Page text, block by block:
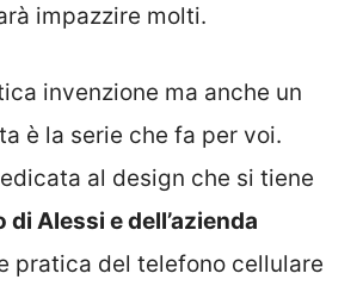
impazzire molti.
invenzione ma anche un
è la serie che fa per voi.
al design che si tiene
Alessi e dell’azienda
pratica del telefono cellulare